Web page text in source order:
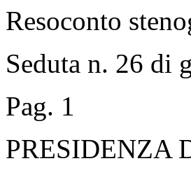
Resoconto
Seduta n. 26 di
Pag. 1
PRESIDENZA